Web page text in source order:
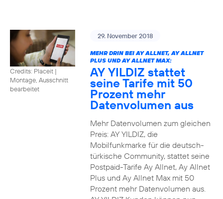
Credits: Placeit |
Montage, Ausschnitt
bearbeitet
29. November 2018
MEHR DRIN BEI AY ALLNET, AY ALLNET
PLUS UND AY ALLNET MAX:
AY YILDIZ stattet
seine Tarife mit 50
Prozent mehr
Datenvolumen aus
Mehr Datenvolumen zum gleichen
Preis: AY YILDIZ, die
Mobilfunkmarke für die deutsch-
türkische Community, stattet seine
Postpaid-Tarife Ay Allnet, Ay Allnet
Plus und Ay Allnet Max mit 50
Prozent mehr Datenvolumen aus.